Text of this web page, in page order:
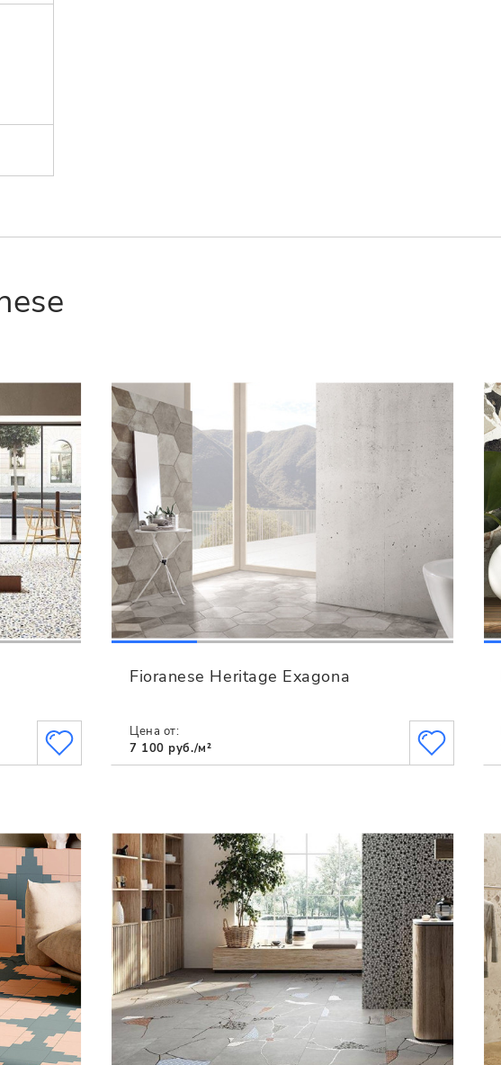
Fioranese Heritage Exagona
Цена от:
7 100 руб./м²